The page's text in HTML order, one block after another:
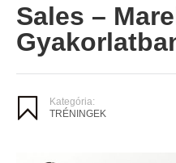
Sales –
Kategória:
TRÉNINGEK